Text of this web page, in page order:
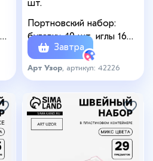
шт.
Портновский набор:
булавки 40 шт, иглы 16
шт, в блистере, цвет
МИКС
Завтра
Арт Узор , артикул: 42226